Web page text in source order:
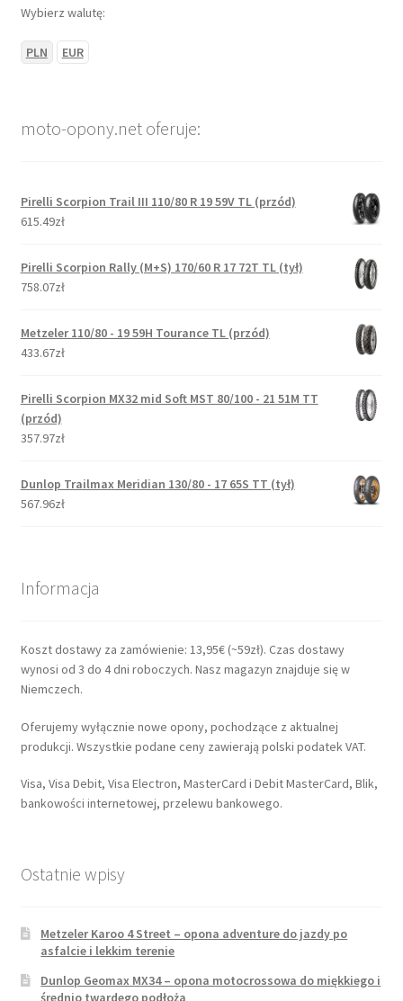
Wybierz walutę:
PLN EUR
moto-opony.net oferuje:
Pirelli Scorpion Trail III 110/80 R 19 59V TL (przód)
615.49zł
Pirelli Scorpion Rally (M+S) 170/60 R 17 72T TL (tył)
758.07zł
Metzeler 110/80 - 19 59H Tourance TL (przód)
433.67zł
Pirelli Scorpion MX32 mid Soft MST 80/100 - 21 51M TT
(przód)
357.97zł
Dunlop Trailmax Meridian 130/80 - 17 65S TT (tył)
567.96zł
Informacja
Koszt dostawy za zamówienie: 13,95€ (~59zł). Czas dostawy
wynosi od 3 do 4 dni roboczych. Nasz magazyn znajduje się w
Niemczech.
Oferujemy wyłącznie nowe opony, pochodzące z aktualnej
produkcji. Wszystkie podane ceny zawierają polski podatek VAT.
Visa, Visa Debit, Visa Electron, MasterCard i Debit MasterCard, Blik,
bankowości internetowej, przelewu bankowego.
Ostatnie wpisy
Metzeler Karoo 4 Street – opona adventure do jazdy po
asfalcie i lekkim terenie
Dunlop Geomax MX34 – opona motocrossowa do miękkiego i
średnio twardego podłoża